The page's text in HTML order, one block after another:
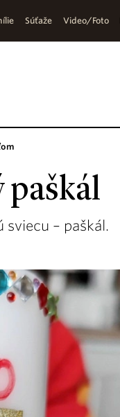
Súťaže Video/Foto
paškál
– paškál.